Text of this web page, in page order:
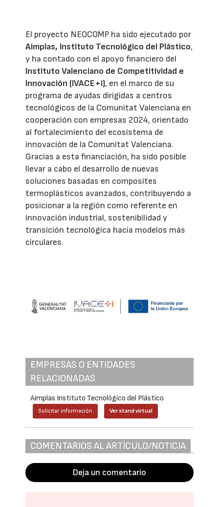
El proyecto NEOCOMP ha sido ejecutado por
Aimplas, Instituto Tecnológico del Plástico,
y ha contado con el apoyo financiero del
Instituto Valenciano de Competitividad e
Innovación (IVACE+i), en el marco de su
programa de ayudas dirigidas a centros
tecnológicos de la Comunitat Valenciana en
cooperación con empresas 2024, orientado
al fortalecimiento del ecosistema de
innovación de la Comunitat Valenciana.
Gracias a esta financiación, ha sido posible
llevar a cabo el desarrollo de nuevas
soluciones basadas en composites
termoplásticos avanzados, contribuyendo a
posicionar a la región como referente en
innovación industrial, sostenibilidad y
transición tecnológica hacia modelos más
circulares.
EMPRESAS O ENTIDADES
RELACIONADAS
Aimplas Instituto Tecnológico del Plástico
Solicitar información Ver stand virtual
COMENTARIOS AL ARTÍCULO/NOTICIA
Deja un comentario